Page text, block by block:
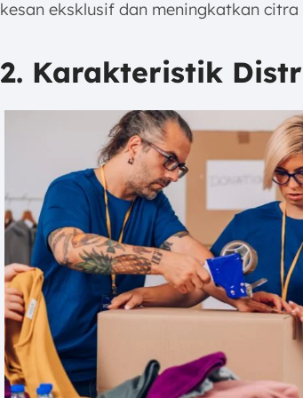
kesan eksklusif dan meningkatkan
2. Karakteristik